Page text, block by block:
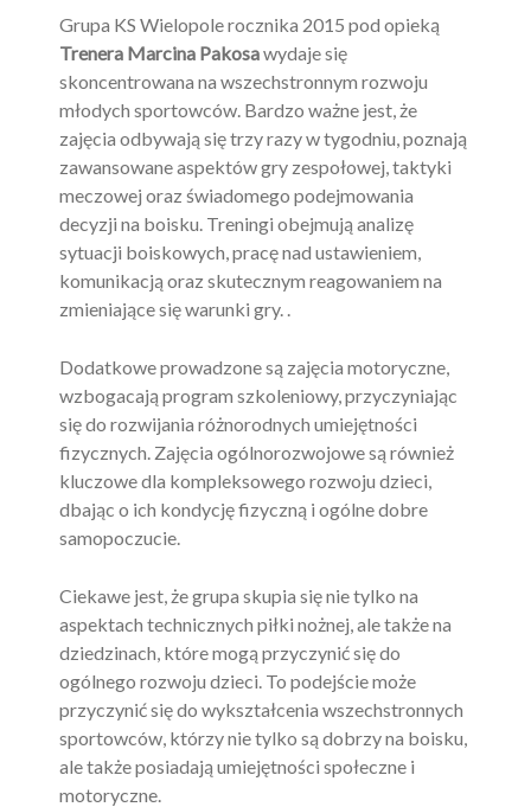
Grupa KS Wielopole rocznika 2015 pod opieką
Trenera Marcina Pakosawydaje się
skoncentrowana na wszechstronnym rozwoju
młodych sportowców. Bardzo ważne jest, że
zajęcia odbywają się trzy razy w tygodniu, poznają
zawansowane aspektów gry zespołowej, taktyki
meczowej oraz świadomego podejmowania
decyzji na boisku. Treningi obejmują analizę
sytuacji boiskowych, pracę nad ustawieniem,
komunikacją oraz skutecznym reagowaniem na
zmieniające się warunki gry. .
Dodatkowe prowadzone są zajęcia motoryczne,
wzbogacają program szkoleniowy, przyczyniając
się do rozwijania różnorodnych umiejętności
fizycznych. Zajęcia ogólnorozwojowe są również
kluczowe dla kompleksowego rozwoju dzieci,
dbając o ich kondycję fizyczną i ogólne dobre
samopoczucie.
Ciekawe jest, że grupa skupia się nie tylko na
aspektach technicznych piłki nożnej, ale także na
dziedzinach, które mogą przyczynić się do
ogólnego rozwoju dzieci. To podejście może
przyczynić się do wykształcenia wszechstronnych
sportowców, którzy nie tylko są dobrzy na boisku,
ale także posiadają umiejętności społeczne i
motoryczne.